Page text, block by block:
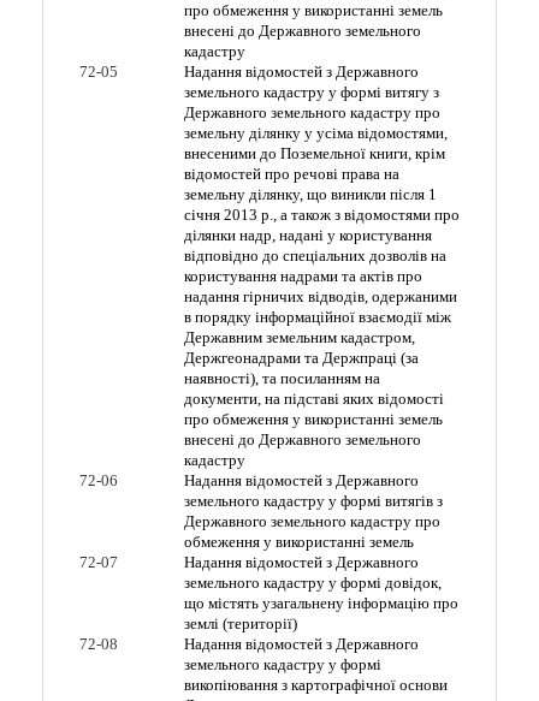
про обмеження у використанні земель
внесені до Державного земельного
кадастру
72-05
Надання відомостей з Державного
земельного кадастру у формі витягу з
Державного земельного кадастру про
земельну ділянку у усіма відомостями,
внесеними до Поземельної книги, крім
відомостей про речові права на
земельну ділянку, що виникли після 1
січня 2013 р., а також з відомостями про
ділянки надр, надані у користування
відповідно до спеціальних дозволів на
користування надрами та актів про
надання гірничих відводів, одержаними
в порядку інформаційної взаємодії між
Державним земельним кадастром,
Держгеонадрами та Держпраці (за
наявності), та посиланням на
документи, на підставі яких відомості
про обмеження у використанні земель
внесені до Державного земельного
кадастру
72-06
Надання відомостей з Державного
земельного кадастру у формі витягів з
Державного земельного кадастру про
обмеження у використанні земель
72-07
Надання відомостей з Державного
земельного кадастру у формі довідок,
що містять узагальнену інформацію про
землі (території)
72-08
Надання відомостей з Державного
земельного кадастру у формі
викопіювання з картографічної основи